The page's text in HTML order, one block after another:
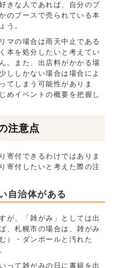
きな人であれば、自分のブ
のブースで売られている本
う。
マの場合は雨天中止である
本を処分したいと考えてい
。また、出店料がかかる場
ししかない場合は場合によ
てしまう可能性がありま
めイベントの概要を把握し
注意点
寄付できるわけではありま
寄付したいと考えた際の注
自治体がある
が、「雑がみ」としては出
、札幌市の場合は、雑がみ
）・ダンボールと汚れた
って雑がみの日に書籍を出